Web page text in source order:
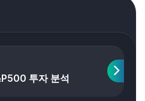
투자 분석